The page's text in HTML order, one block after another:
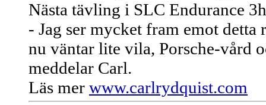
Nästa tävling i SLC Endurance
- Jag ser mycket fram emot detta
nu väntar lite vila, Porsche-vård
meddelar Carl.
Läs mer www.carlrydquist.com